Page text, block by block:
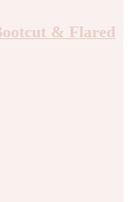
& Flared